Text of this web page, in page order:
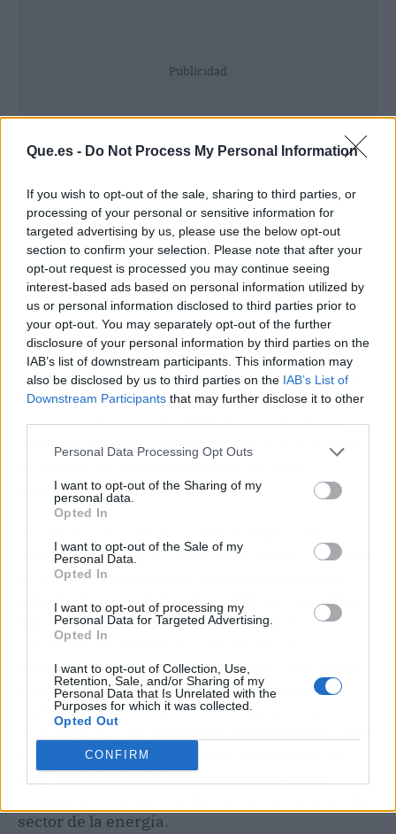
Que.es - Do Not Process My Personal Information
If you wish to opt-out of the sale, sharing to third parties, or
processing of your personal or sensitive information for
targeted advertising by us, please use the below opt-out
section to confirm your selection. Please note that after your
opt-out request is processed you may continue seeing
interest-based ads based on personal information utilized by
us or personal information disclosed to third parties prior to
your opt-out. You may separately opt-out of the further
disclosure of your personal information by third parties on the
IAB’s list of downstream participants. This information may
also be disclosed by us to third parties on the IAB’s List of
Downstream Participants that may further disclose it to other
Personal Data Processing Opt Outs
I want to opt-out of the Sharing of my
personal data.
Opted In
I want to opt-out of the Sale of my
Personal Data.
Opted In
I want to opt-out of processing my
Personal Data for Targeted Advertising.
Opted In
I want to opt-out of Collection, Use,
Retention, Sale, and/or Sharing of my
Personal Data that Is Unrelated with the
Purposes for which it was collected.
Opted Out
CONFIRM
Publicidad
Empresas industriales que analizan la
viabilidad del autoconsumo o la incorporación
de baterías, así como generadores que
estructuran contratosPPA(Power Purchase
Agreement) para dar estabilidad a sus ingresos,
recorrido.
previsiones de largo plazo más fiables se basan
modelos híbridos
estadísticos
inteligencia artificial
modelos
fundamentales, los cuales mantienen el
equilibrio de mercado y consideran la
evolución de la oferta, la demanda y los costes
marginales del sistema. Además, integran
variables macroeconómicas, regulatorias,
tecnológicas y de
gas naturalo los
CO2, lo que permite construir escenarios
sector de la energía.